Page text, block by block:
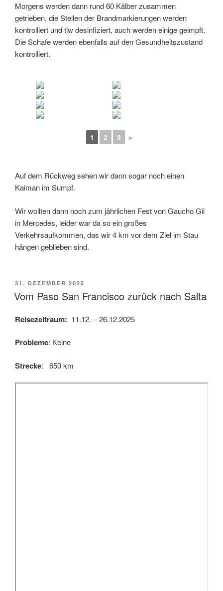
Morgens werden dann rund 60 Kälber zusammen
getrieben, die Stellen der Brandmarkierungen werden
kontrolliert und tlw desinfiziert, auch werden einige geimpft.
Die Schafe werden ebenfalls auf den Gesundheitszustand
kontrolliert.
1 2 3 ►
Auf dem Rückweg sehen wir dann sogar noch einen
Kaiman im Sumpf.
Wir wollten dann noch zum jährlichen Fest von Gaucho Gil
in Mercedes, leider war da so ein großes
Verkehrsaufkommen, das wir 4 km vor dem Ziel im Stau
hängen geblieben sind.
VERÖFFENTLICHT
AM
31. DEZEMBER 2025
Vom Paso San Francisco zurück nach Salta
Reisezeitraum: 11.12. – 26.12.2025
Probleme: Keine
Strecke: 650 km